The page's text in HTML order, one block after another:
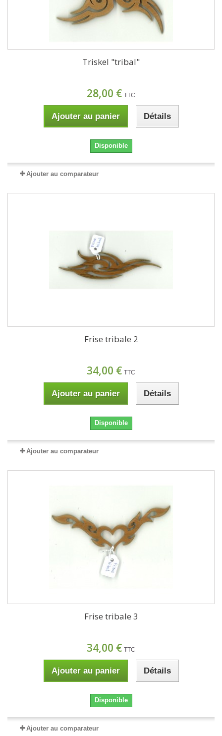
Triskel "tribal"
28,00 € TTC
Ajouter au panier Détails
Disponible
Ajouter au comparateur
Frise tribale 2
34,00 € TTC
Ajouter au panier Détails
Disponible
Ajouter au comparateur
Frise tribale 3
34,00 € TTC
Ajouter au panier Détails
Disponible
Ajouter au comparateur